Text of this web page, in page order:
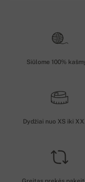
Siūlome 100%
Dydžiai nuo XS iki